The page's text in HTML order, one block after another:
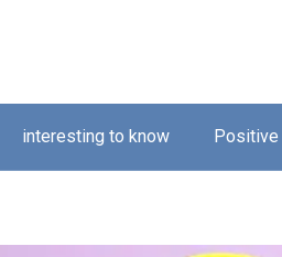
interesting to know Positive